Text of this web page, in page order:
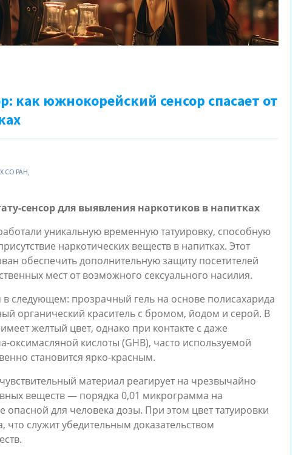
как южнокорейский сенсор спасает от
СО РАН,
сенсор для выявления наркотиков в напитках
уникальную временную татуировку, способную
наркотических веществ в напитках. Этот
обеспечить дополнительную защиту посетителей
мест от возможного сексуального насилия.
в следующем: прозрачный гель на основе полисахарида
органический краситель с бромом, йодом и серой. В
желтый цвет, однако при контакте с даже
кислоты (GHB), часто используемой
становится ярко-красным.
материал реагирует на чрезвычайно
веществ — порядка 0,01 микрограмма на
для человека дозы. При этом цвет татуировки
что служит убедительным доказательством